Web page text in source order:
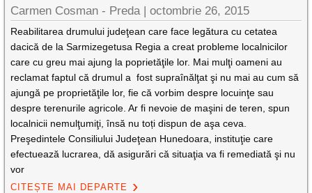
Carmen Cosman - Preda |octombrie 26, 2015
Reabilitarea drumului judeţean care face legătura cu cetatea
dacică de la Sarmizegetusa Regia a creat probleme localnicilor
care cu greu mai ajung la poprietăţile lor. Mai mulţi oameni au
reclamat faptul că drumul a fost supraînălţat şi nu mai au cum să
ajungă pe proprietăţile lor, fie că vorbim despre locuinţe sau
despre terenurile agricole. Ar fi nevoie de maşini de teren, spun
localnicii nemulţumiţi, însă nu toți dispun de aşa ceva.
Preşedintele Consiliului Judeţean Hunedoara, instituţie care
efectuează lucrarea, dă asigurări că situaţia va fi remediată şi nu
vor
CITEȘTE MAI DEPARTE